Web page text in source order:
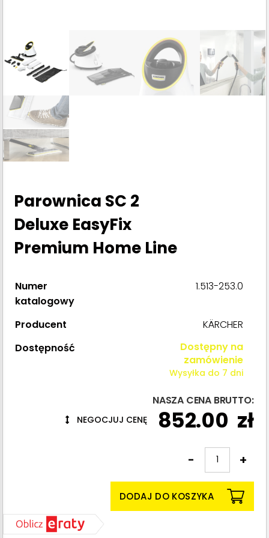
Parownica SC 2
Deluxe EasyFix
Premium Home Line
Numer
katalogowy
1.513-253.0
Producent
KÄRCHER
Dostępność
Dostępny na
zamówienie
Wysyłka do 7 dni
NASZA CENA BRUTTO:
NEGOCJUJ CENĘ 852.00 zł
Ilość:
- +
DODAJ DO KOSZYKA